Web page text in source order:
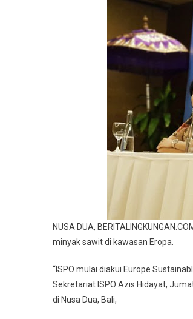
NUSA DUA,
minyak sawit di kawasan Eropa.
“ISPO mulai diakui Europe
Sekretariat ISPO Azis Hidayat,
di Nusa Dua, Bali,